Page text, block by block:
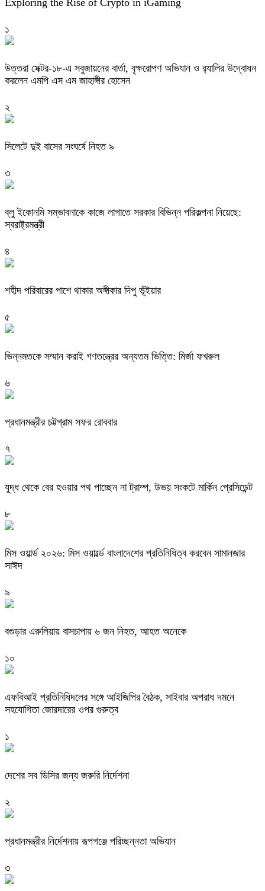
Exploring the Rise of Crypto in iGaming
১
উত্তরা সেক্টর-১৮-এ সবুজায়নের বার্তা, বৃক্ষরোপণ অভিযান ও র‍্যালির উদ্বোধন
করলেন এমপি এস এম জাহাঙ্গীর হোসেন
২
সিলেটে দুই বাসের সংঘর্ষে নিহত ৯
৩
ব্লু ইকোনমি সম্ভাবনাকে কাজে লাগাতে সরকার বিভিন্ন পরিকল্পনা নিয়েছে:
স্বরাষ্ট্রমন্ত্রী
৪
শহীদ পরিবারের পাশে থাকার অঙ্গীকার দিপু ভূঁইয়ার
৫
ভিন্নমতকে সম্মান করাই গণতন্ত্রের অন্যতম ভিত্তি: মির্জা ফখরুল
৬
প্রধানমন্ত্রীর চট্টগ্রাম সফর রোববার
৭
যুদ্ধ থেকে বের হওয়ার পথ পাচ্ছেন না ট্রাম্প, উভয় সংকটে মার্কিন প্রেসিডেন্ট
৮
মিস ওয়ার্ল্ড ২০২৬: মিস ওয়ার্ল্ডে বাংলাদেশের প্রতিনিধিত্ব করবেন সামানজার
সাঈদ
৯
বগুড়ার এরুলিয়ায় বাসচাপায় ৬ জন নিহত, আহত অনেকে
১০
এফবিআই প্রতিনিধিদলের সঙ্গে আইজিপির বৈঠক, সাইবার অপরাধ দমনে
সহযোগিতা জোরদারের ওপর গুরুত্ব
১
দেশের সব ডিসির জন্য জরুরি নির্দেশনা
২
প্রধানমন্ত্রীর নির্দেশনায় রূপগঞ্জে পরিচ্ছন্নতা অভিযান
৩